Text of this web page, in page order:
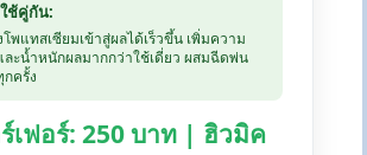
ช้คู่กัน:
พแทสเซียมเข้าสู่ผลได้เร็วขึ้น เพิ่มความ
ะน้ำหนักผลมากกว่าใช้เดี่ยว ผสมฉีดพ่น
ครั้ง
เฟอร์: 250 บาท | ฮิวมิค